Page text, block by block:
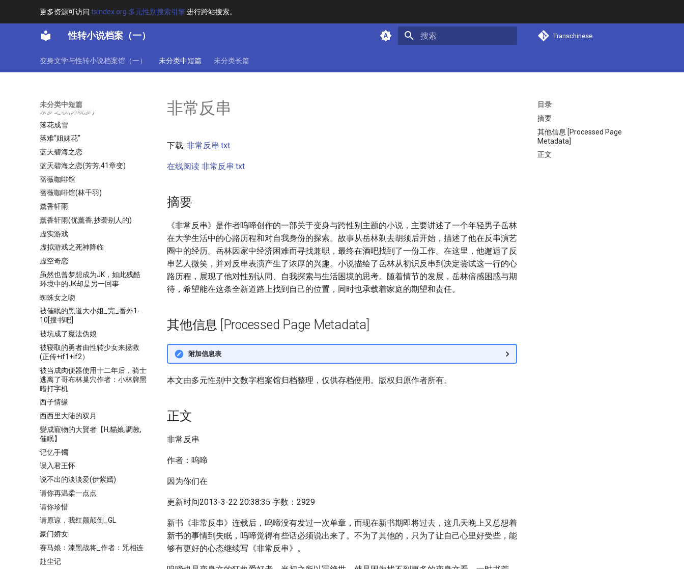
更多资源可访问 tsindex.org 多元性别搜索引擎进行跨站搜索。
性转小说档案（一） Transchinese
变身文学与性转小说档案馆（一） 未分类中短篇 未分类长篇
未分类中短篇
荣华富贵
荻荻公主
莉莉斯的女儿(王莉)
莉莉斯的女儿（三部曲之一）
萦梦之歌(沐晓梦)
落花成雪
落难“姐妹花”
蓝天碧海之恋
蓝天碧海之恋(芳芳,41章变)
蔷薇咖啡馆
蔷薇咖啡馆(林千羽)
薰香轩雨
薰香轩雨(优薰香,抄袭别人的)
虚实游戏
虚拟游戏之死神降临
虚空奇恋
虽然也曾梦想成为JK，如此残酷
环境中的JK却是另一回事
蜘蛛女之吻
被催眠的黑道大小姐_完_番外1-
10[搜书吧]
被坑成了魔法伪娘
被寝取的勇者由性转少女来拯救
(正传+if1+if2）
被当成肉便器使用十二年后，骑士
逃离了哥布林巢穴作者：小林牌黑
暗打字机
西子情缘
西西里大陆的双月
變成寵物的大賢者【H,貓娘,調教,
催眠】
记忆手镯
误入君王怀
说不出的淡淡爱(伊紫嫣)
请你再温柔一点点
请你珍惜
请原谅，我红颜颠倒_GL
豪门娇女
赛马娘：漆黑战将_作者：咒相连
赴尘记
目录
摘要
其他信息 [Processed Page
Metadata]
正文
非常反串
下载: 非常反串.txt
在线阅读 非常反串.txt
摘要
《非常反串》是作者呜啼创作的一部关于变身与跨性别主题的小说，主要讲述了一个年轻男子岳林
在大学生活中的心路历程和对自我身份的探索。故事从岳林剃去胡须后开始，描述了他在反串演艺
圈中的经历。岳林因家中经济困难而寻找兼职，最终在酒吧找到了一份工作。在这里，他邂逅了反
串艺人微笑，并对反串表演产生了浓厚的兴趣。小说描绘了岳林从初识反串到决定尝试这一行的心
路历程，展现了他对性别认同、自我探索与生活困境的思考。随着情节的发展，岳林倍感困惑与期
待，希望能在这条全新道路上找到自己的位置，同时也承载着家庭的期望和责任。
其他信息 [Processed Page Metadata]
附加信息表
本文由多元性别中文数字档案馆归档整理，仅供存档使用。版权归原作者所有。
正文
非常反串
作者：呜啼
因为你们在
更新时间2013-3-22 20:38:35 字数：2929
新书《非常反串》连载后，呜啼没有发过一次单章，而现在新书期即将过去，这几天晚上又总想着
新书的事情到失眠，呜啼觉得有些话必须说出来了。不为了其他的，只为了让自己心里好受些，能
够有更好的心态继续写《非常反串》。